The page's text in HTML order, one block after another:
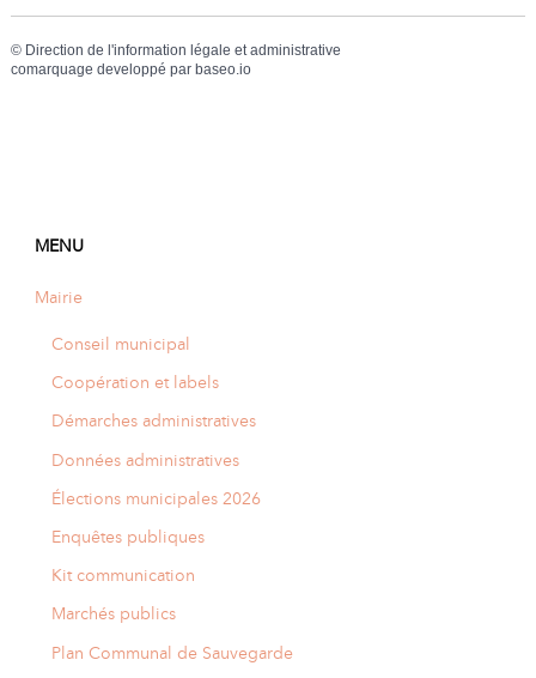
© Direction de l'information légale et administrative
comarquage developpé par baseo.io
MENU
Mairie
Conseil municipal
Coopération et labels
Démarches administratives
Données administratives
Élections municipales 2026
Enquêtes publiques
Kit communication
Marchés publics
Plan Communal de Sauvegarde